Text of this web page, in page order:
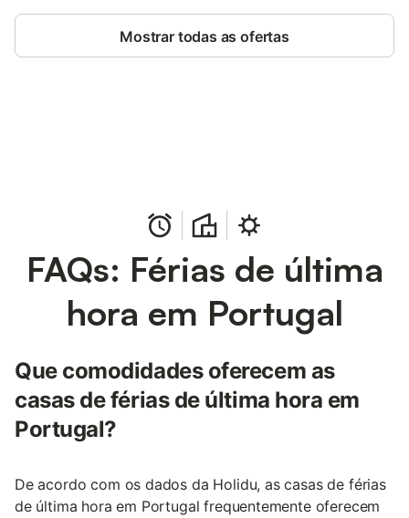
Mostrar todas as ofertas
FAQs: Férias de última
hora em Portugal
Que comodidades oferecem as
casas de férias de última hora em
Portugal?
De acordo com os dados da Holidu, as casas de férias
de última hora em Portugal frequentemente oferecem